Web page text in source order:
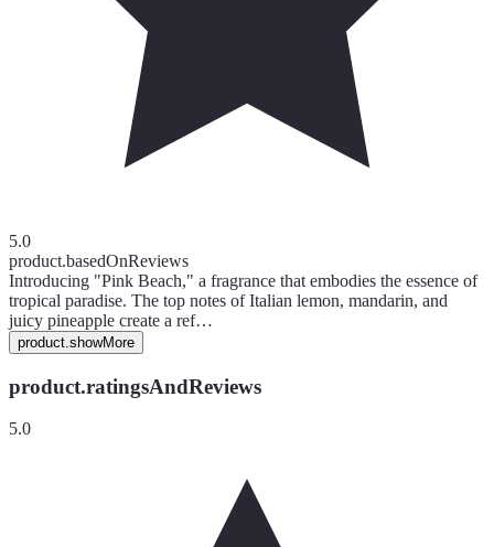
5.0
product.basedOnReviews
Introducing "Pink Beach," a fragrance that embodies the essence of
tropical paradise. The top notes of Italian lemon, mandarin, and
juicy pineapple create a ref…
product.showMore
product.ratingsAndReviews
5.0